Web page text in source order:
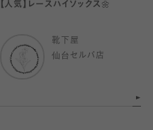
【人気】レースハイソックス🌼
靴下屋
仙台セルバ店